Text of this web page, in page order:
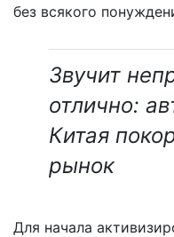
без всякого
Звучит
отлично:
Китая
рынок
Для начала